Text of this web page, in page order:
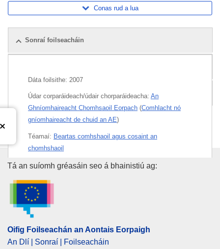
Conas rud a lua
Sonraí foilseacháin
Gach eagráin
Dáta foilsithe: 2007
Údar corparáideach/údair chorparáideacha: An
Ghníomhaireacht Chomhsaoil Eorpach (Comhlacht nó
gníomhaireacht de chuid an AE)
Téamaí: Beartas comhshaoil agus cosaint an
chomhshaoil
Ábhar: An Ghníomhaireacht Eorpach Chomhshaoil
aeráide,
Aontais Eorpaigh
chomhshaoil
sláinte phoiblí
Páipéar
Oifig Foilseachán an Aontais
Tá an suíomh gréasáin seo á bhainistiú ag:
Oifig Foilseachán an Aontais Eorpaigh
An Dlí | Sonraí | Foilseacháin